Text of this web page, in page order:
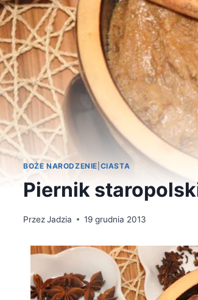
BOŻE NARODZENIE CIASTA
Piernik
PrzezJadzia 19 grudnia 2013